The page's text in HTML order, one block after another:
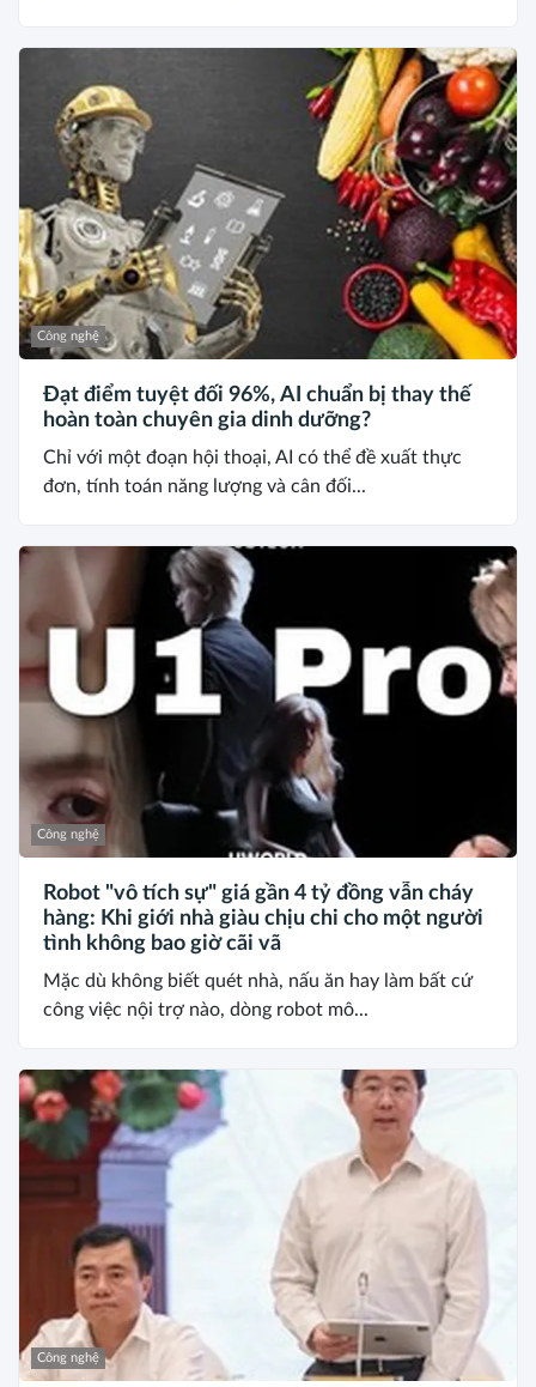
Công nghệ
Đạt điểm tuyệt đối 96%, AI chuẩn bị thay thế
hoàn toàn chuyên gia dinh dưỡng?
Chỉ với một đoạn hội thoại, AI có thể đề xuất thực
đơn, tính toán năng lượng và cân đối...
Công nghệ
Robot "vô tích sự" giá gần 4 tỷ đồng vẫn cháy
hàng: Khi giới nhà giàu chịu chi cho một người
tình không bao giờ cãi vã
Mặc dù không biết quét nhà, nấu ăn hay làm bất cứ
công việc nội trợ nào, dòng robot mô...
Công nghệ